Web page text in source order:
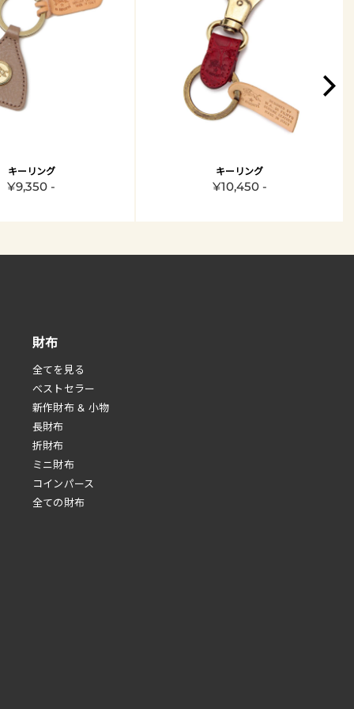
キーリング
¥9,350 -
キーリング
¥10,450 -
財布
全てを見る
べストセラー
新作財布 & 小物
長財布
折財布
ミニ財布
コインパース
全ての財布